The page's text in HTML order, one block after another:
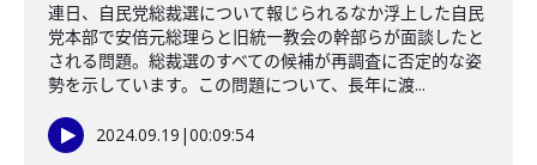
連日、自民党総裁選について報じられるなか浮上した自民
党本部で安倍元総理らと旧統一教会の幹部らが面談したと
される問題。総裁選のすべての候補が再調査に否定的な姿
勢を示しています。この問題について、長年に渡...
2024.09.19 |00:09:54